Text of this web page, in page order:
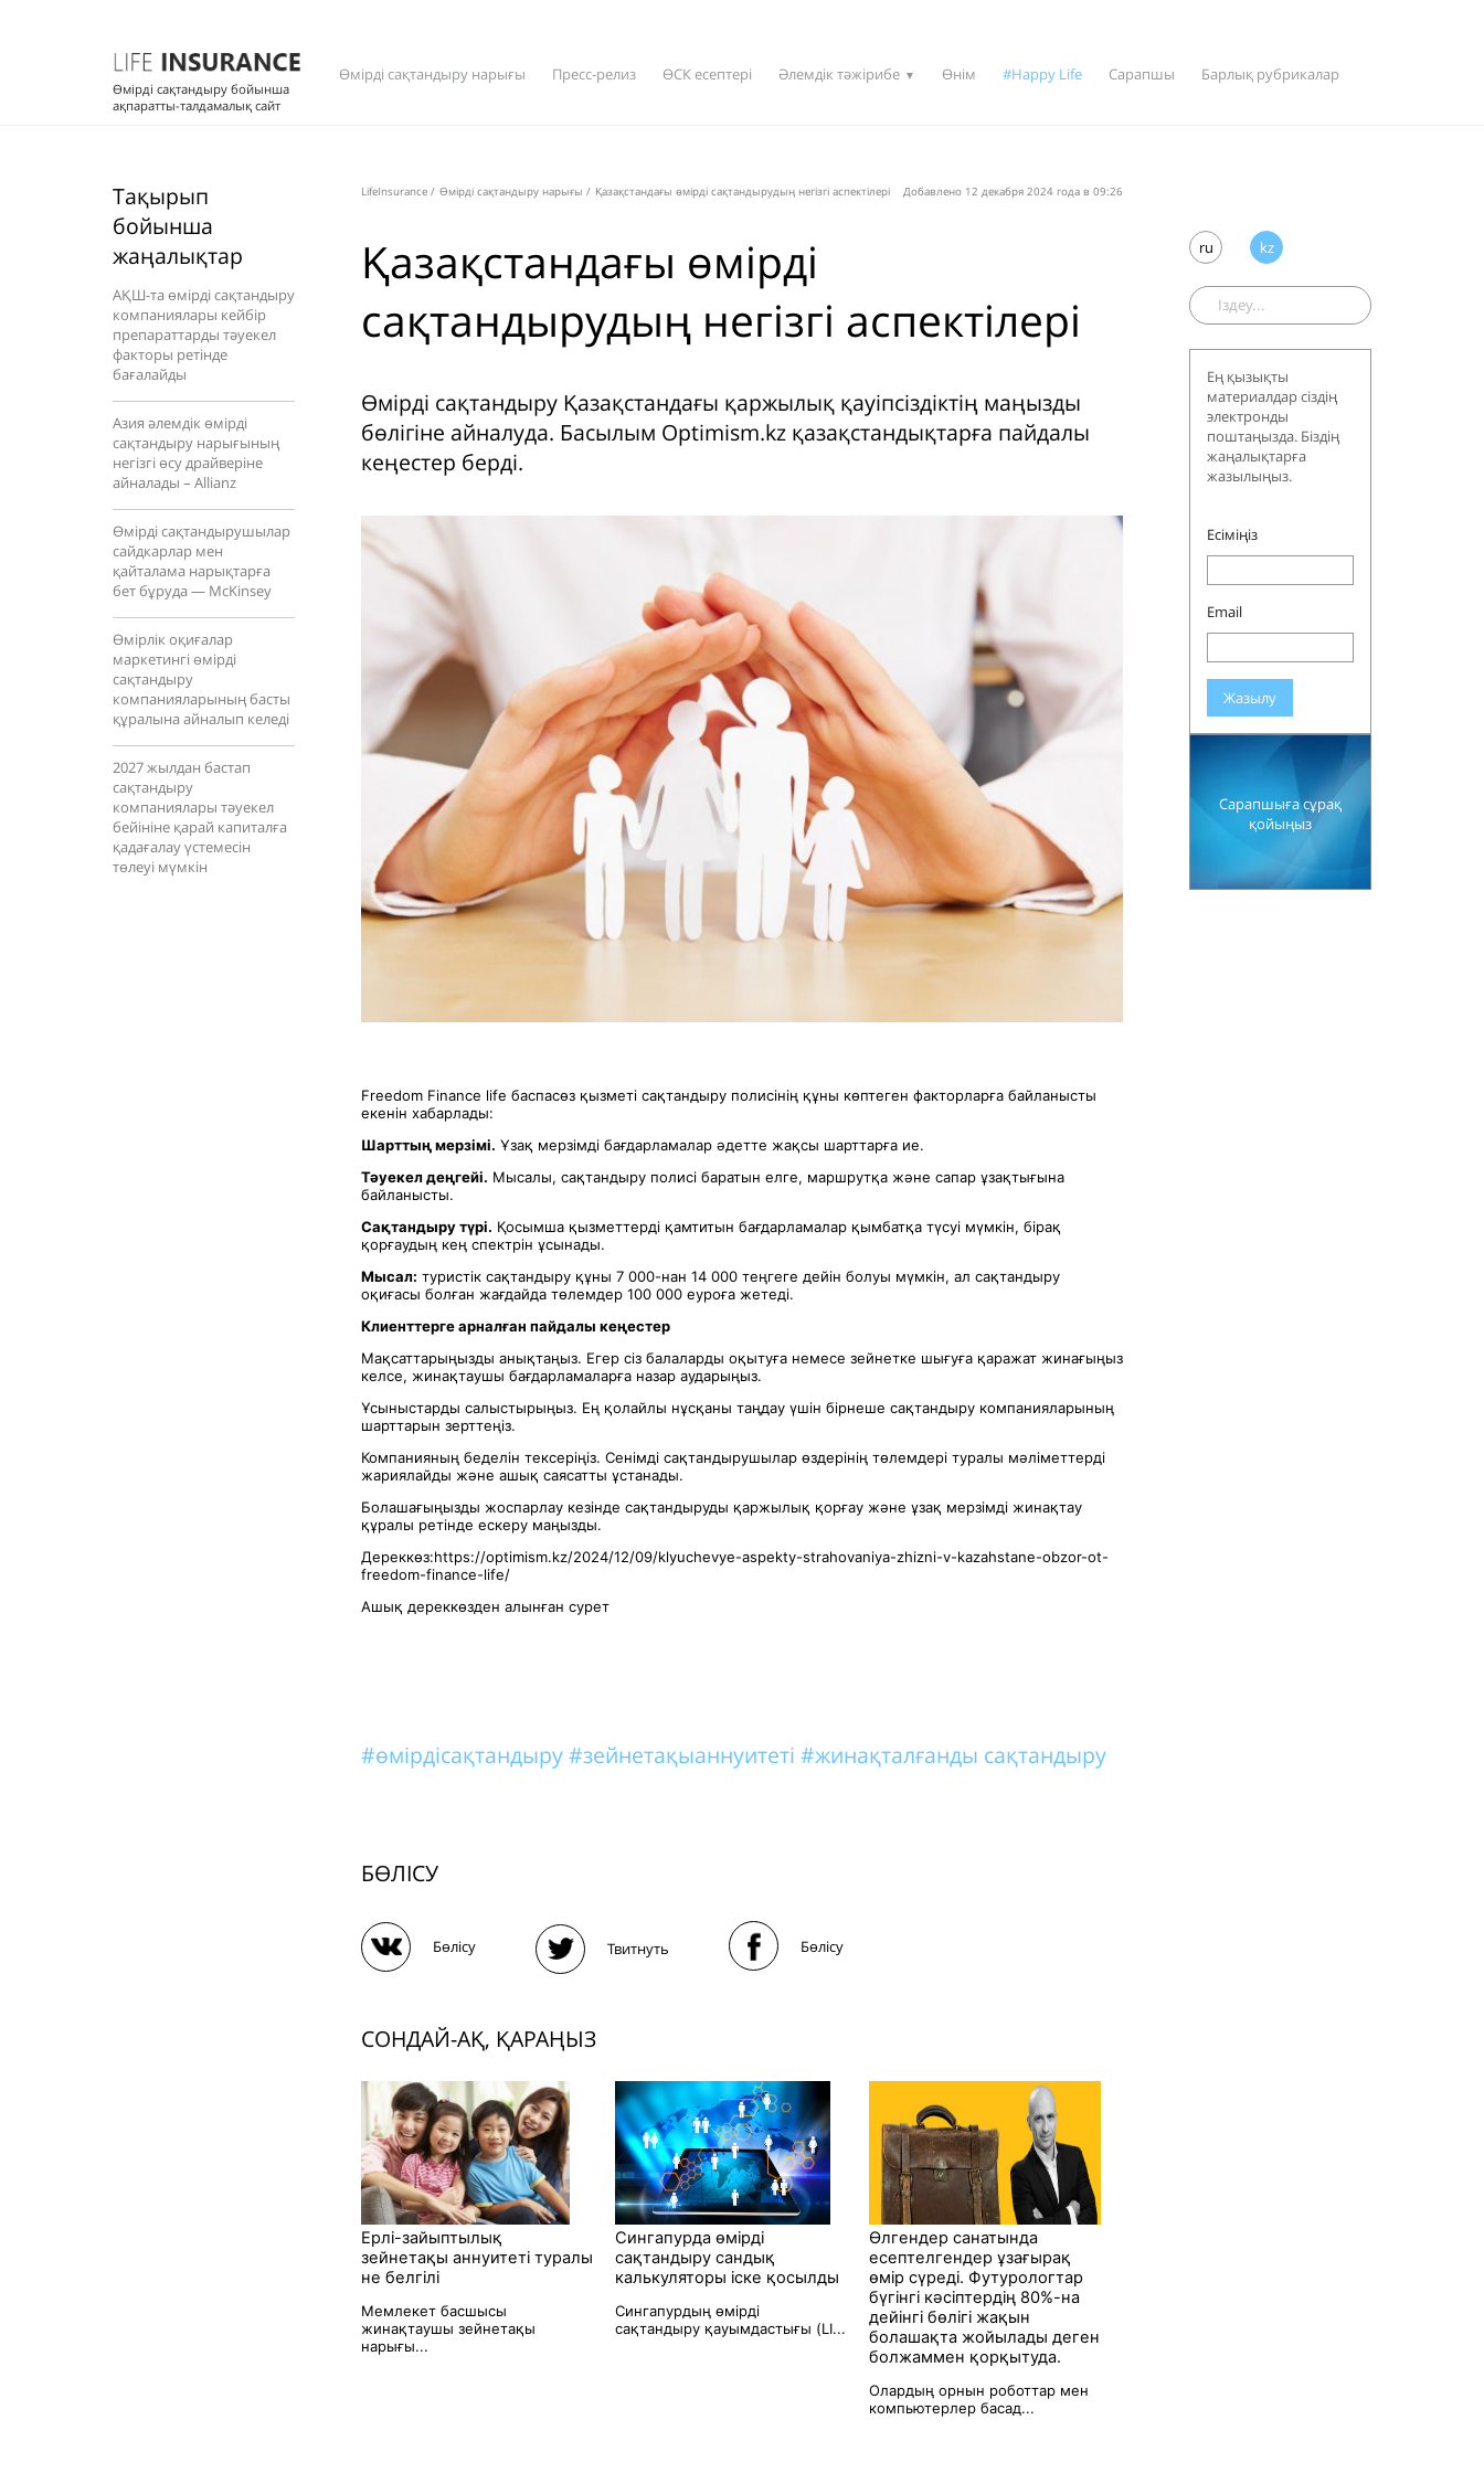
Өмірді сақтандыру бойынша
ақпаратты-талдамалық сайт
Өмірді сақтандыру нарығы Пресс-релиз ӨСК есептері Әлемдік тәжірибе ▼ Өнім #Happy Life Сарапшы Барлық рубрикалар
Тақырып
бойынша
жаңалықтар
АҚШ-та өмірді сақтандыру
компаниялары кейбір
препараттарды тәуекел
факторы ретінде
бағалайды
Азия әлемдік өмірді
сақтандыру нарығының
негізгі өсу драйверіне
айналады – Allianz
Өмірді сақтандырушылар
сайдкарлар мен
қайталама нарықтарға
бет бұруда — McKinsey
Өмірлік оқиғалар
маркетингі өмірді
сақтандыру
компанияларының басты
құралына айналып келеді
2027 жылдан бастап
сақтандыру
компаниялары тәуекел
бейініне қарай капиталға
қадағалау үстемесін
төлеуі мүмкін
LifeInsurance / Өмірді сақтандыру нарығы / Қазақстандағы өмірді сақтандырудың негізгі аспектілері Добавлено 12 декабря 2024 года в 09:26
Қазақстандағы өмірді
сақтандырудың негізгі аспектілері
Өмірді сақтандыру Қазақстандағы қаржылық қауіпсіздіктің маңызды
бөлігіне айналуда. Басылым Optimism.kz қазақстандықтарға пайдалы
кеңестер берді.
Freedom Finance life баспасөз қызметі сақтандыру полисінің құны көптеген факторларға байланысты
екенін хабарлады:
Шарттың мерзімі. Ұзақ мерзімді бағдарламалар әдетте жақсы шарттарға ие.
Тәуекел деңгейі. Мысалы, сақтандыру полисі баратын елге, маршрутқа және сапар ұзақтығына
байланысты.
Сақтандыру түрі. Қосымша қызметтерді қамтитын бағдарламалар қымбатқа түсуі мүмкін, бірақ
қорғаудың кең спектрін ұсынады.
Мысал: туристік сақтандыру құны 7 000-нан 14 000 теңгеге дейін болуы мүмкін, ал сақтандыру
оқиғасы болған жағдайда төлемдер 100 000 еуроға жетеді.
Клиенттерге арналған пайдалы кеңестер
Мақсаттарыңызды анықтаңыз. Егер сіз балаларды оқытуға немесе зейнетке шығуға қаражат жинағыңыз
келсе, жинақтаушы бағдарламаларға назар аударыңыз.
Ұсыныстарды салыстырыңыз. Ең қолайлы нұсқаны таңдау үшін бірнеше сақтандыру компанияларының
шарттарын зерттеңіз.
Компанияның беделін тексеріңіз. Сенімді сақтандырушылар өздерінің төлемдері туралы мәліметтерді
жариялайды және ашық саясатты ұстанады.
Болашағыңызды жоспарлау кезінде сақтандыруды қаржылық қорғау және ұзақ мерзімді жинақтау
құралы ретінде ескеру маңызды.
Дереккөз:https://optimism.kz/2024/12/09/klyuchevye-aspekty-strahovaniya-zhizni-v-kazahstane-obzor-ot-
freedom-finance-life/
Ашық дереккөзден алынған сурет
#өмірдісақтандыру#зейнетақыаннуитеті #жинақталғанды сақтандыру
БӨЛІСУ
Бөлісу Твитнуть Бөлісу
СОНДАЙ-АҚ, ҚАРАҢЫЗ
Ерлі-зайыптылық
зейнетақы аннуитеті туралы
не белгілі
Мемлекет басшысы
жинақтаушы зейнетақы
нарығы...
Сингапурда өмірді
сақтандыру сандық
калькуляторы іске қосылды
Сингапурдың өмірді
сақтандыру қауымдастығы (LI...
Өлгендер санатында
есептелгендер ұзағырақ
өмір сүреді. Футурологтар
бүгінгі кәсіптердің 80%-на
дейінгі бөлігі жақын
болашақта жойылады деген
болжаммен қорқытуда.
Олардың орнын роботтар мен
компьютерлер басад...
ru kz
Ең қызықты
материалдар сіздің
электронды
поштаңызда. Біздің
жаңалықтарға
жазылыңыз.
Есіміңіз
Email
Жазылу
Сарапшыға сұрақ
қойыңыз